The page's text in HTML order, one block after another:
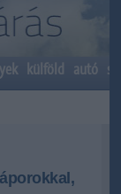
külföld autó